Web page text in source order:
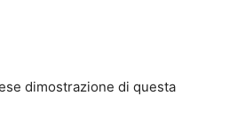
dimostrazione di questa